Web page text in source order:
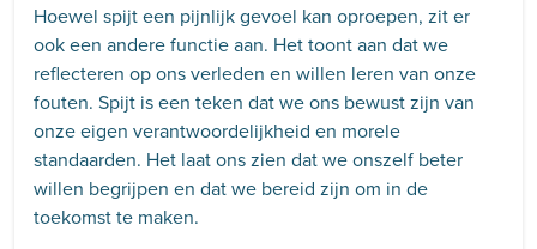
Hoewel spijt een pijnlijk gevoel kan oproepen, zit er
ook een andere functie aan. Het toont aan dat we
reflecteren op ons verleden en willen leren van onze
fouten. Spijt is een teken dat we ons bewust zijn van
onze eigen verantwoordelijkheid en morele
standaarden. Het laat ons zien dat we onszelf beter
willen begrijpen en dat we bereid zijn om in de
toekomst te maken.